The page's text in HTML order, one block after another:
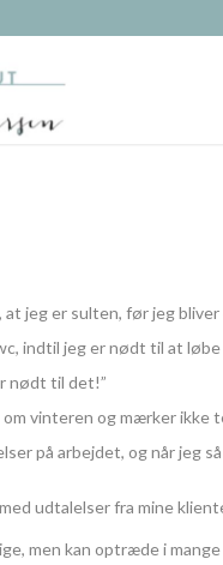
jeg er sulten, før jeg bliver
indtil jeg er nødt til at løbe
nødt til det!”
om vinteren og mærker ikke
på arbejdet, og når jeg
udtalelser fra mine
men kan optræde i